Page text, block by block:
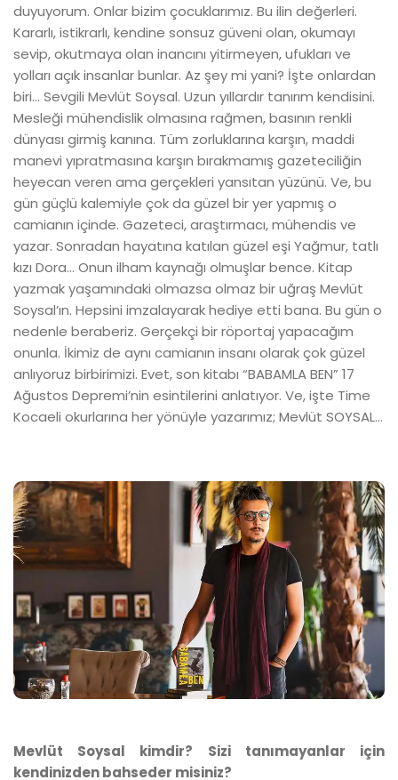
duyuyorum. Onlar bizim çocuklarımız. Bu ilin değerleri.
Kararlı, istikrarlı, kendine sonsuz güveni olan, okumayı
sevip, okutmaya olan inancını yitirmeyen, ufukları ve
yolları açık insanlar bunlar. Az şey mi yani? İşte onlardan
biri... Sevgili Mevlüt Soysal. Uzun yıllardır tanırım kendisini.
Mesleği mühendislik olmasına rağmen, basının renkli
dünyası girmiş kanına. Tüm zorluklarına karşın, maddi
manevi yıpratmasına karşın bırakmamış gazeteciliğin
heyecan veren ama gerçekleri yansıtan yüzünü. Ve, bu
gün güçlü kalemiyle çok da güzel bir yer yapmış o
camianın içinde. Gazeteci, araştırmacı, mühendis ve
yazar. Sonradan hayatına katılan güzel eşi Yağmur, tatlı
kızı Dora... Onun ilham kaynağı olmuşlar bence. Kitap
yazmak yaşamındaki olmazsa olmaz bir uğraş Mevlüt
Soysal’ın. Hepsini imzalayarak hediye etti bana. Bu gün o
nedenle beraberiz. Gerçekçi bir röportaj yapacağım
onunla. İkimiz de aynı camianın insanı olarak çok güzel
anlıyoruz birbirimizi. Evet, son kitabı “BABAMLA BEN” 17
Ağustos Depremi’nin esintilerini anlatıyor. Ve, işte Time
Kocaeli okurlarına her yönüyle yazarımız; Mevlüt SOYSAL…
Mevlüt Soysal kimdir? Sizi tanımayanlar için
kendinizden bahseder misiniz?